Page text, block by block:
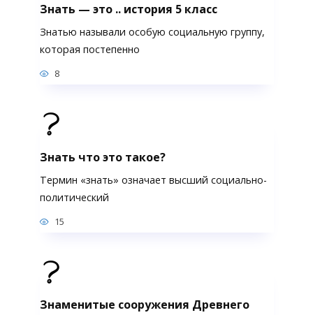
Знать — это .. история 5 класс
Знатью называли особую социальную группу,
которая постепенно
8
Знать что это такое?
Термин «знать» означает высший социально-
политический
15
Знаменитые сооружения Древнего